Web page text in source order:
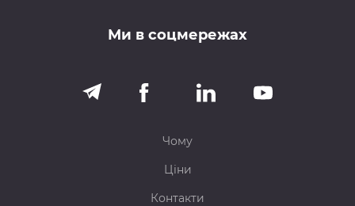
Ми в соцмережах
Чому
Ціни
Контакти